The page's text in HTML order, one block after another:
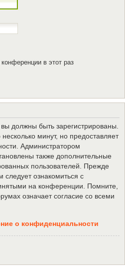
в этот раз
должны быть зарегистрированы.
минут, но предоставляет
Администратором
также дополнительные
пользователей. Прежде
следует ознакомиться с
на конференции. Помните,
означает согласие со всеми
о конфиденциальности